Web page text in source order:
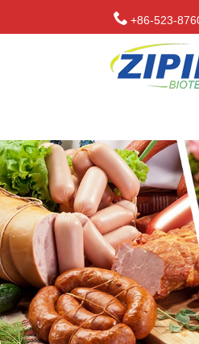
+86-523-